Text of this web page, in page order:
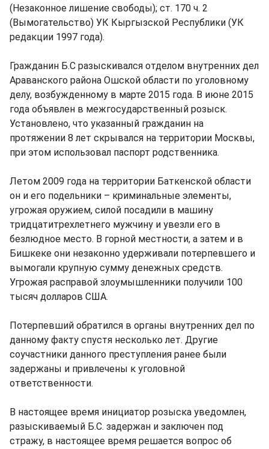
(Незаконное лишение свободы); ст. 170 ч. 2
(Вымогательство) УК Кыргызской Республики (УК
редакции 1997 года).
Гражданин Б.С разыскивался отделом внутренних дел
Араванского района Ошской области по уголовному
делу, возбужденному в марте 2015 года. В июне 2015
года объявлен в межгосударственный розыск.
Установлено, что указанный гражданин на
протяжении 8 лет скрывался на территории Москвы,
при этом использовал паспорт родственника.
Летом 2009 года на территории Баткенской области
он и его подельники – криминальные элементы,
угрожая оружием, силой посадили в машину
тридцатитрехлетнего мужчину и увезли его в
безлюдное место. В горной местности, а затем и в
Бишкеке они незаконно удерживали потерпевшего и
вымогали крупную сумму денежных средств.
Угрожая расправой злоумышленники получили 100
тысяч долларов США.
Потерпевший обратился в органы внутренних дел по
данному факту спустя несколько лет. Другие
соучастники данного преступления ранее были
задержаны и привлечены к уголовной
ответственности.
В настоящее время инициатор розыска уведомлен,
разыскиваемый Б.С. задержан и заключен под
стражу, в настоящее время решается вопрос об